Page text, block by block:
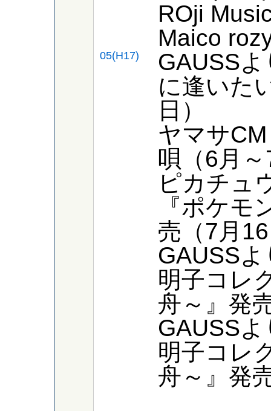
ROji
Maico
05(H17)
GAUSS
に逢いた
日）
ヤマサ
唄（6月
ピカチュ
『ポケモ
売（7月
GAUSS
明子コレ
舟～』発
GAUSS
明子コレ
舟～』発